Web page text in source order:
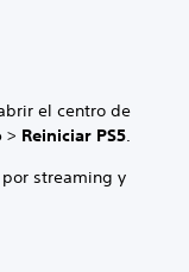
el centro de
> Reiniciar PS5.
streaming y